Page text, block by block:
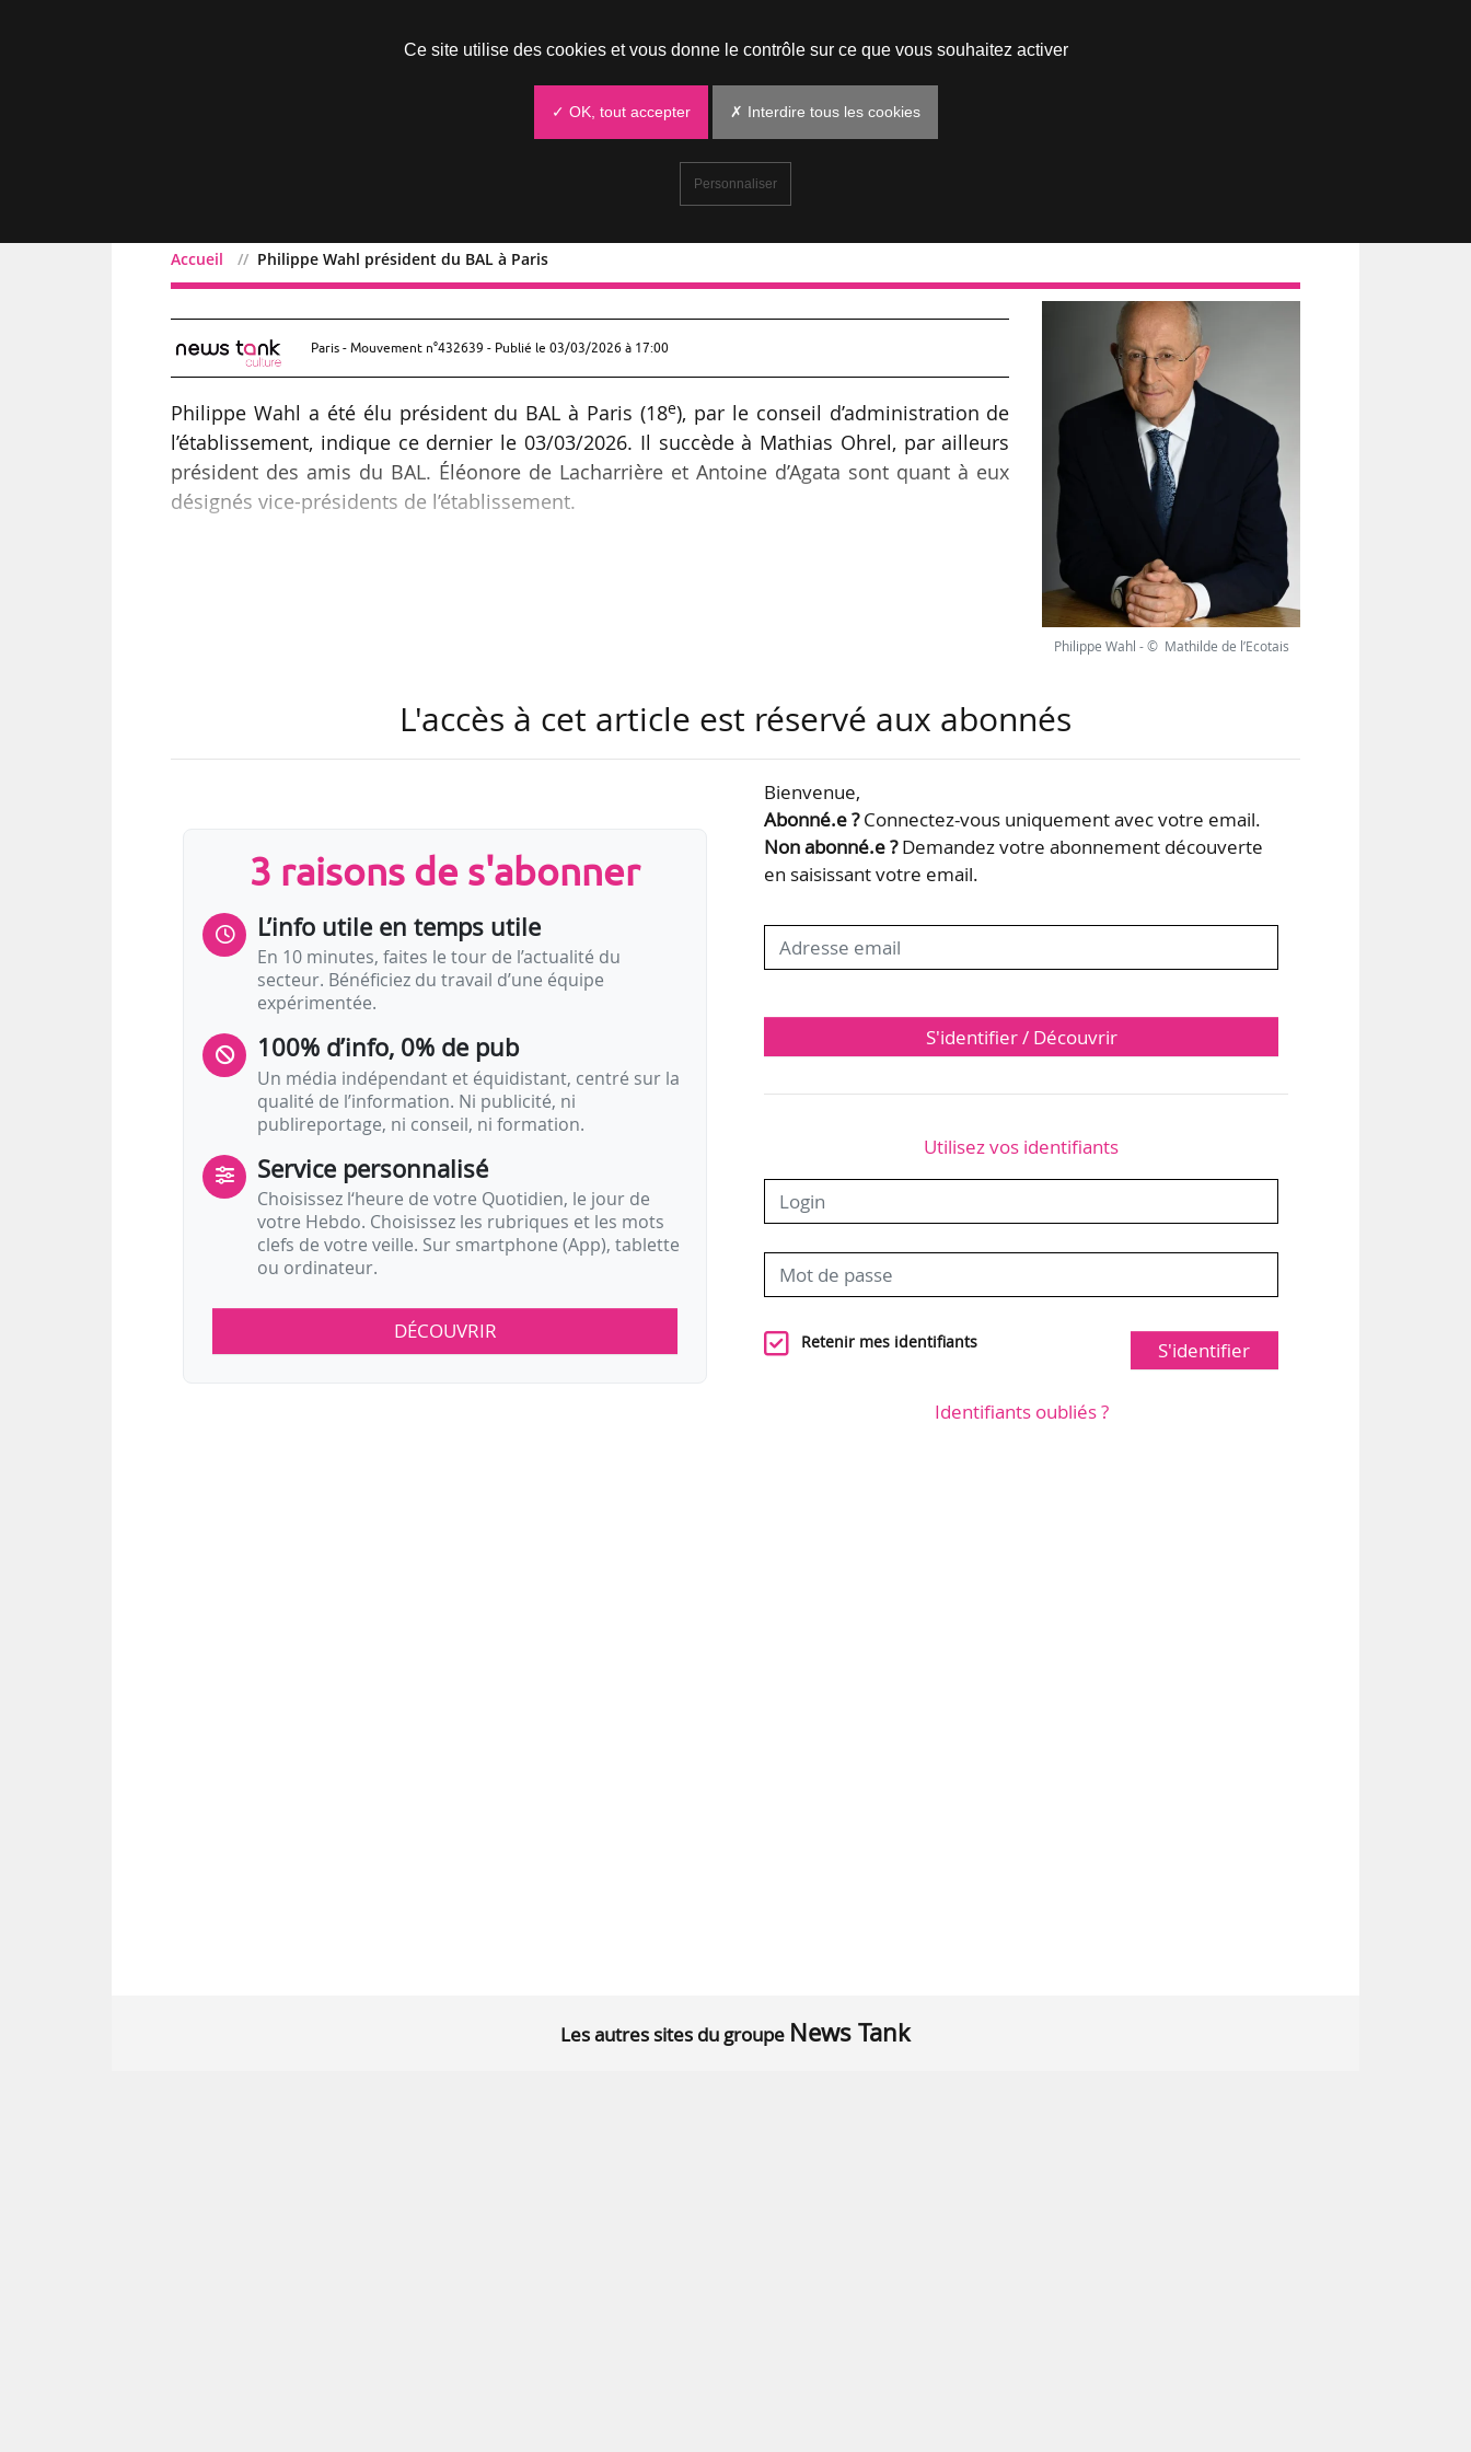
Accueil Philippe Wahl président du BAL à Paris
Philippe Wahl président du BAL à Paris
Paris - Mouvement n°432639 - Publié le 03/03/2026 à 17:00
Philippe Wahl a été élu président du BAL à Paris (18e), par le conseil d’administration de
l’établissement, indique ce dernier le 03/03/2026. Il succède à Mathias Ohrel, par ailleurs
président des amis du BAL. Éléonore de Lacharrière et Antoine d’Agata sont quant à eux
désignés vice-présidents de l’établissement.
« Engagé de longue date dans le soutien aux initiatives d’intérêt général et aux projets…
Philippe Wahl - © Mathilde de l’Ecotais
L'accès à cet article est réservé aux abonnés
3 raisons de s'abonner
L’info utile en temps utile
En 10 minutes, faites le tour de l’actualité du
secteur. Bénéficiez du travail d’une équipe
expérimentée.
100% d’info, 0% de pub
Un média indépendant et équidistant, centré sur la
qualité de l’information. Ni publicité, ni
publireportage, ni conseil, ni formation.
Service personnalisé
Choisissez l‘heure de votre Quotidien, le jour de
votre Hebdo. Choisissez les rubriques et les mots
clefs de votre veille. Sur smartphone (App), tablette
ou ordinateur.
DÉCOUVRIR
Bienvenue,
Abonné.e ?Connectez-vous uniquement avec votre email.
Non abonné.e ?Demandez votre abonnement découverte
en saisissant votre email.
S'identifier / Découvrir
Utilisez vos identifiants
Retenir mes identifiants S'identifier
Identifiants oubliés ?
Les autres sites du groupe News Tank
Ce site utilise des cookies et vous donne le contrôle sur ce que vous souhaitez activer
✓ OK, tout accepter ✗ Interdire tous les cookies
Personnaliser